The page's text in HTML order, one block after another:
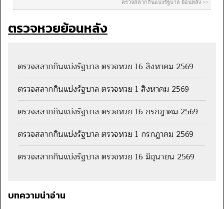
ตรวจหวยย้อนหลัง
ตรวจสลากกินแบ่งรัฐบาล ตรวจหวย 16 สิงหาคม 2569
ตรวจสลากกินแบ่งรัฐบาล ตรวจหวย 1 สิงหาคม 2569
ตรวจสลากกินแบ่งรัฐบาล ตรวจหวย 16 กรกฎาคม 2569
ตรวจสลากกินแบ่งรัฐบาล ตรวจหวย 1 กรกฎาคม 2569
ตรวจสลากกินแบ่งรัฐบาล ตรวจหวย 16 มิถุนายน 2569
บทความน่าอ่าน